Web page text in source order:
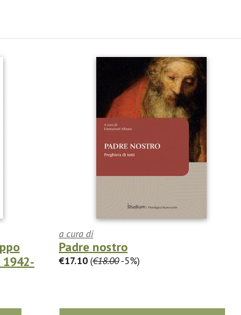
a cura di
Padre nostro
€17.10 (€18.00-5%)